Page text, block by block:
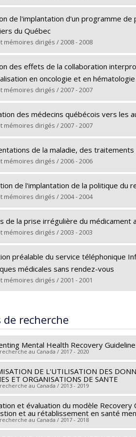
obtenu :Ph. D.
le document dans Papyrus
: Routhier, Danielle
obtenu :M. Sc.
le document dans Papyrus
de l'implantation d'un programme
du Québec
mémoires dirigés / 2008 - 2008
:Taakkait, Hafida
obtenu :M. Sc.
le document dans Papyrus
des effets de la collaboration
en oncologie et en hématologie
mémoires dirigés / 2007 - 2007
:San Martin Rodriguez, Leticia
obtenu :Ph. D.
le document dans Papyrus
des médecins québécois vers les
mémoires dirigés / 2007 - 2007
:Bahtit, Mouna
obtenu :M. Sc.
le document dans Papyrus
de la maladie, des
mémoires dirigés / 2006 - 2006
:Loignon, Christine
obtenu :Ph. D.
le document dans Papyrus
de l'implantation de la politique du
mémoires dirigés / 2004 - 2004
:Vanié Bi, Dje Jules
obtenu :Ph. D.
le document dans Papyrus
de la prise irrégulière du
mémoires dirigés / 2003 - 2003
:Proulx, Michelle
obtenu :Ph. D.
le document dans Papyrus
préalable du service téléphonique
médicales sans rendez-vous
mémoires dirigés / 2001 - 2001
obtenu :M. Sc.
le document dans Papyrus
de recherche
Mental Health Recovery
au Canada / 2017 - 2020
principal : Myra Piat
:Richard Boyer,Nicole Leduc
de financement :IRSC/Instituts de
de subvention : PVX88932-
DE L'UTILISATION DES
ET ORGANISATIONS DE SANTE
au Canada / 2013 - 2019
principal : François Champagne
: André-Pierre Contandriopoulos
de financement :IRSC/Instituts de
et évaluation du modèle Recovery
et au rétablissement en santé
au Canada / 2017 - 2018